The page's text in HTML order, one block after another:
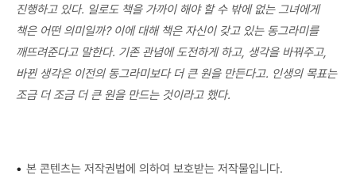
진행하고 있다. 일로도 책을 가까이 해야 할 수 밖에 없는 그녀에게
책은 어떤 의미일까? 이에 대해 책은 자신이 갖고 있는 동그라미를
깨뜨려준다고 말한다. 기존 관념에 도전하게 하고, 생각을 바꿔주고,
바뀐 생각은 이전의 동그라미보다 더 큰 원을 만든다고. 인생의 목표는
조금 더 조금 더 큰 원을 만드는 것이라고 했다.
• 본 콘텐츠는 저작권법에 의하여 보호받는 저작물입니다.